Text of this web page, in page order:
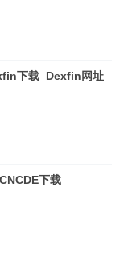
下载_Dexfin网址
下载